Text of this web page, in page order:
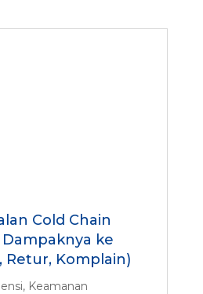
Cold Chain
ke
Retur, Komplain)
, Keamanan